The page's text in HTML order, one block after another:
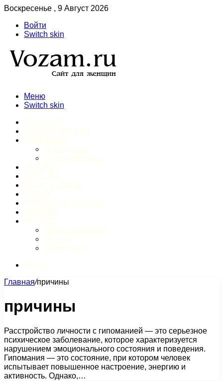
Воскресенье , 9 Август 2026
Войти
Switch skin
Меню
Switch skin
Главная/причины
причины
Расстройство личности с гипоманией — это серьезное
психическое заболевание, которое характеризуется
нарушением эмоционального состояния и поведения.
Гипомания — это состояние, при котором человек
испытывает повышенное настроение, энергию и
активность. Однако,…